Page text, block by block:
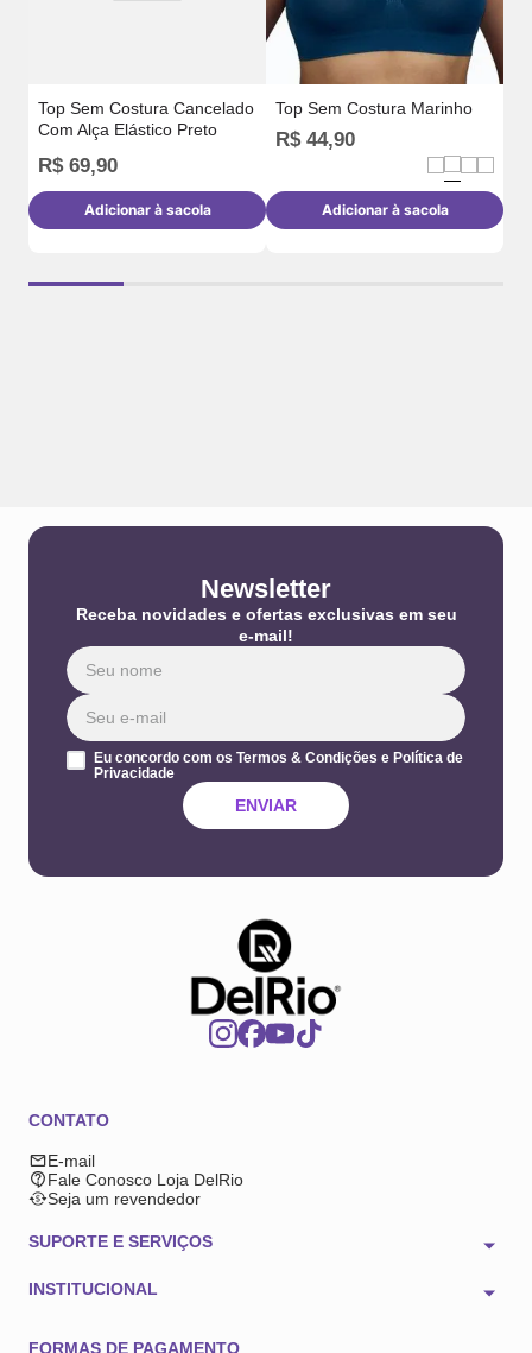
Top Sem Costura Cancelado
Com Alça Elástico Preto
R$ 69,90
Adicionar à sacola
Top Sem Costura Marinho
R$ 44,90
Adicionar à sacola
Newsletter
Receba novidades e ofertas exclusivas em seu
e-mail!
Eu concordo com os Termos & Condições e Política de
Privacidade
ENVIAR
CONTATO
E-mail
Fale Conosco Loja DelRio
Seja um revendedor
SUPORTE E SERVIÇOS
INSTITUCIONAL
FORMAS DE PAGAMENTO